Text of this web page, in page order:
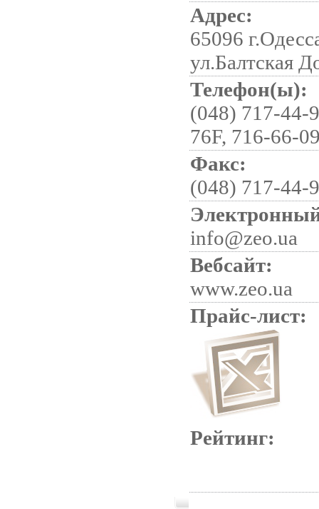
Адрес:
65096
ул.Балтская
Телефон(ы):
(048) 717-44-
76F, 716-66-
Факс:
(048) 717-44-
info@zeo.ua
Вебсайт:
www.zeo.ua
Прайс-лист:
Рейтинг: